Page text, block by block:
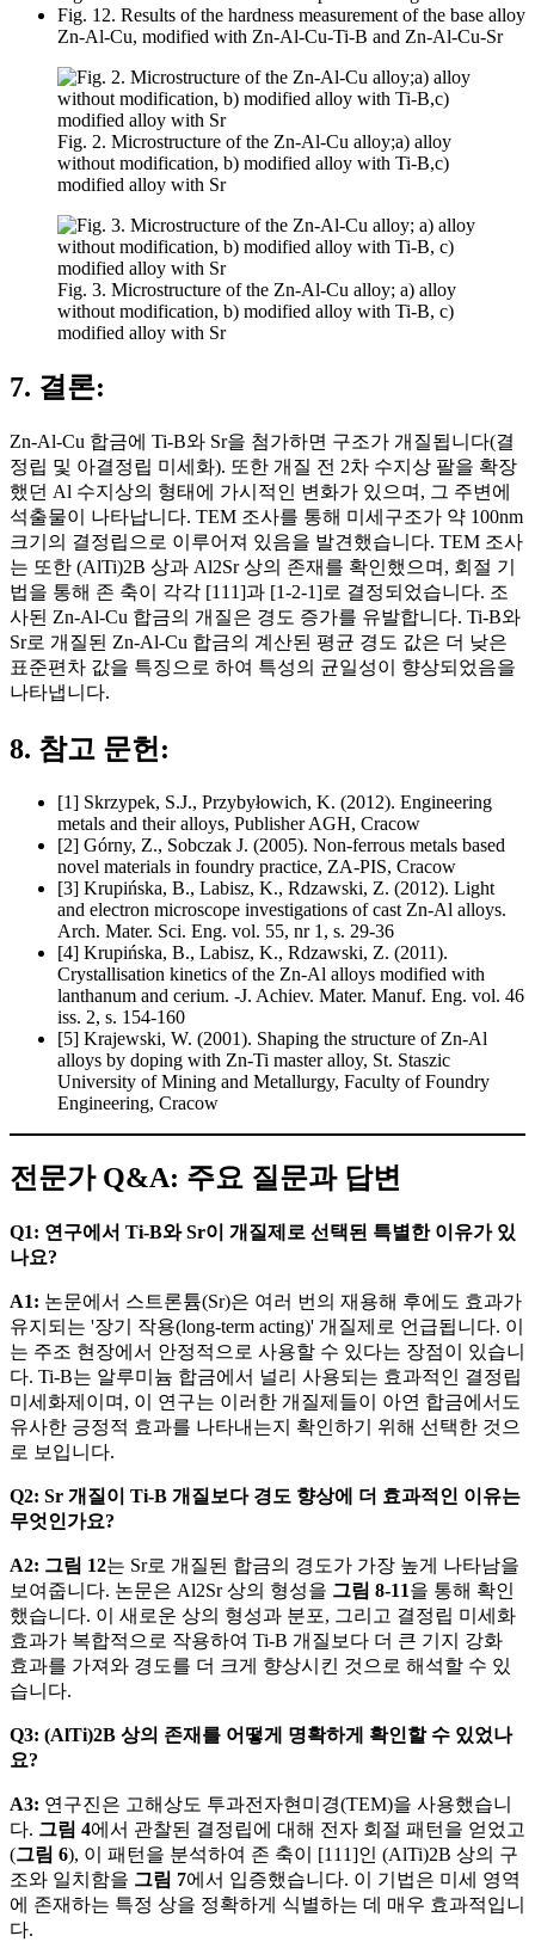
Fig. 12. Results of the hardness measurement of the base alloy
Zn-Al-Cu, modified with Zn-Al-Cu-Ti-B and Zn-Al-Cu-Sr
Fig. 2. Microstructure of the Zn-Al-Cu alloy;a) alloy
without modification, b) modified alloy with Ti-B,c)
modified alloy with Sr
Fig. 3. Microstructure of the Zn-Al-Cu alloy; a) alloy
without modification, b) modified alloy with Ti-B, c)
modified alloy with Sr
7. 결론:
Zn-Al-Cu 합금에 Ti-B와 Sr을 첨가하면 구조가 개질됩니다(결
정립 및 아결정립 미세화). 또한 개질 전 2차 수지상 팔을 확장
했던 Al 수지상의 형태에 가시적인 변화가 있으며, 그 주변에
석출물이 나타납니다. TEM 조사를 통해 미세구조가 약 100nm
크기의 결정립으로 이루어져 있음을 발견했습니다. TEM 조사
는 또한 (AlTi)2B 상과 Al2Sr 상의 존재를 확인했으며, 회절 기
법을 통해 존 축이 각각 [111]과 [1-2-1]로 결정되었습니다. 조
사된 Zn-Al-Cu 합금의 개질은 경도 증가를 유발합니다. Ti-B와
Sr로 개질된 Zn-Al-Cu 합금의 계산된 평균 경도 값은 더 낮은
표준편차 값을 특징으로 하여 특성의 균일성이 향상되었음을
나타냅니다.
8. 참고 문헌:
[1] Skrzypek, S.J., Przybyłowich, K. (2012). Engineering
metals and their alloys, Publisher AGH, Cracow
[2] Górny, Z., Sobczak J. (2005). Non-ferrous metals based
novel materials in foundry practice, ZA-PIS, Cracow
[3] Krupińska, B., Labisz, K., Rdzawski, Z. (2012). Light
and electron microscope investigations of cast Zn-Al alloys.
Arch. Mater. Sci. Eng. vol. 55, nr 1, s. 29-36
[4] Krupińska, B., Labisz, K., Rdzawski, Z. (2011).
Crystallisation kinetics of the Zn-Al alloys modified with
lanthanum and cerium. -J. Achiev. Mater. Manuf. Eng. vol. 46
iss. 2, s. 154-160
[5] Krajewski, W. (2001). Shaping the structure of Zn-Al
alloys by doping with Zn-Ti master alloy, St. Staszic
University of Mining and Metallurgy, Faculty of Foundry
Engineering, Cracow
전문가 Q&A: 주요 질문과 답변
Q1: 연구에서 Ti-B와 Sr이 개질제로 선택된 특별한 이유가 있
나요?
A1: 논문에서 스트론튬(Sr)은 여러 번의 재용해 후에도 효과가
유지되는 '장기 작용(long-term acting)' 개질제로 언급됩니다. 이
는 주조 현장에서 안정적으로 사용할 수 있다는 장점이 있습니
다. Ti-B는 알루미늄 합금에서 널리 사용되는 효과적인 결정립
미세화제이며, 이 연구는 이러한 개질제들이 아연 합금에서도
유사한 긍정적 효과를 나타내는지 확인하기 위해 선택한 것으
로 보입니다.
Q2: Sr 개질이 Ti-B 개질보다 경도 향상에 더 효과적인 이유는
무엇인가요?
A2: 그림 12는 Sr로 개질된 합금의 경도가 가장 높게 나타남을
보여줍니다. 논문은 Al2Sr 상의 형성을 그림 8-11을 통해 확인
했습니다. 이 새로운 상의 형성과 분포, 그리고 결정립 미세화
효과가 복합적으로 작용하여 Ti-B 개질보다 더 큰 기지 강화
효과를 가져와 경도를 더 크게 향상시킨 것으로 해석할 수 있
습니다.
Q3: (AlTi)2B 상의 존재를 어떻게 명확하게 확인할 수 있었나
요?
A3: 연구진은 고해상도 투과전자현미경(TEM)을 사용했습니
다. 그림 4에서 관찰된 결정립에 대해 전자 회절 패턴을 얻었고
(그림 6), 이 패턴을 분석하여 존 축이 [111]인 (AlTi)2B 상의 구
조와 일치함을 그림 7에서 입증했습니다. 이 기법은 미세 영역
에 존재하는 특정 상을 정확하게 식별하는 데 매우 효과적입니
다.